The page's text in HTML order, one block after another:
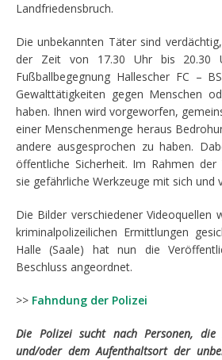
Landfriedensbruch.
Die unbekannten Täter sind
der Zeit von 17.30 Uhr bis 20.30
Fußballbegegnung Hallescher FC –
Gewalttätigkeiten gegen Menschen
haben. Ihnen wird vorgeworfen,
einer Menschenmenge heraus
andere ausgesprochen zu haben.
öffentliche Sicherheit. Im Rahmen
sie gefährliche Werkzeuge mit sich und
Die Bilder verschiedener Videoquellen
kriminalpolizeilichen Ermittlungen
Halle (Saale) hat nun die
Beschluss angeordnet.
>> Fahndung der Polizei
Die Polizei sucht nach Personen,
und/oder dem Aufenthaltsort der